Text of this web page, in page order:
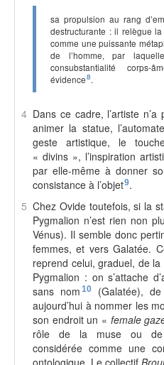
sa propulsion au rang
destructurante : il relègue
comme une puissante
de l’homme, par
consubstantialité
évidence8.
4 Dans ce cadre, l’artiste
animer la statue,
geste artistique, le
« divins », l’inspiration
par elle-même à donner
consistance à l’objet9.
5 Chez Ovide toutefois, si la
Pygmalion n’est rien non
Vénus). Il semble donc
femmes, et vers Galatée.
reprend celui, graduel, de
Pygmalion : on s’attache
sans nom 10(Galatée), de
aujourd’hui à nommer les
son endroit un « female
rôle de la muse ou de
considérée comme une